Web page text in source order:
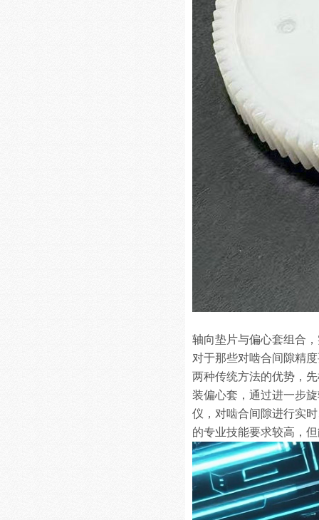
轴向垫片与偏心套组合
对于那些对啮合间隙精
两种传统方法的优势，
装偏心套，通过进一步
仪，对啮合间隙进行实
的专业技能要求较高，